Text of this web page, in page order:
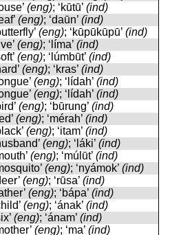
(eng); ‘kūtū’ (ind)
(eng); ‘daūn’ (ind)
(eng); ‘kūpūkūpū’ (ind)
(eng); ‘líma’ (ind)
(eng); ‘lúmbūt’ (ind)
(eng); ‘kras’ (ind)
(eng); ‘lídah’ (ind)
(eng); ‘lídah’ (ind)
(eng); ‘būrung’ (ind)
(eng); ‘mérah’ (ind)
(eng); ‘itam’ (ind)
(eng); ‘láki’ (ind)
(eng); ‘múlūt’ (ind)
(eng); ‘nyámok’ (ind)
(eng); ‘rūsa’ (ind)
(eng); ‘bápa’ (ind)
(eng); ‘ának’ (ind)
(eng); ‘ánam’ (ind)
(eng); ‘ma’ (ind)